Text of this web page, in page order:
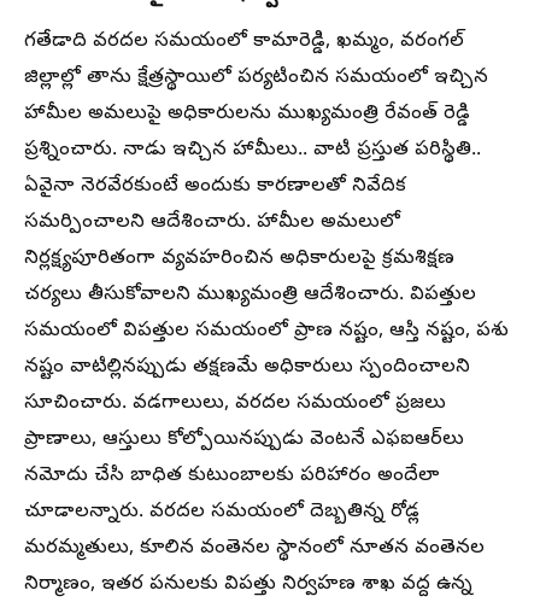
గతేడాది వరదల సమయంలో కామారెడ్డి, ఖమ్మం, వరంగల్
జిల్లాల్లో తాను క్షేత్రస్థాయిలో పర్యటించిన సమయంలో ఇచ్చిన
హామీల అమలుపై అధికారులను ముఖ్యమంత్రి రేవంత్ రెడ్డి
ప్రశ్నించారు. నాడు ఇచ్చిన హామీలు.. వాటి ప్రస్తుత పరిస్థితి..
ఏవైనా నెరవేరకుంటే అందుకు కారణాలతో నివేదిక
సమర్పించాలని ఆదేశించారు. హామీల అమలులో
నిర్లక్ష్యపూరితంగా వ్యవహరించిన అధికారులపై క్రమశిక్షణ
చర్యలు తీసుకోవాలని ముఖ్యమంత్రి ఆదేశించారు. విపత్తుల
సమయంలో విపత్తుల సమయంలో ప్రాణ నష్టం, ఆస్తి నష్టం, పశు
నష్టం వాటిల్లినప్పుడు తక్షణమే అధికారులు స్పందించాలని
సూచించారు. వడగాలులు, వరదల సమయంలో ప్రజలు
ప్రాణాలు, ఆస్తులు కోల్పోయినప్పుడు వెంటనే ఎఫఐఆర్‌లు
నమోదు చేసి బాధిత కుటుంబాలకు పరిహారం అందేలా
చూడాలన్నారు. వరదల సమయంలో దెబ్బతిన్న రోడ్ల
మరమ్మతులు, కూలిన వంతెనల స్థానంలో నూతన వంతెనల
నిర్మాణం, ఇతర పనులకు విపత్తు నిర్వహణ శాఖ వద్ద ఉన్న